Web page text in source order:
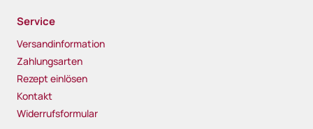
Service
Versandinformation
Zahlungsarten
Rezept einlösen
Kontakt
Widerrufsformular